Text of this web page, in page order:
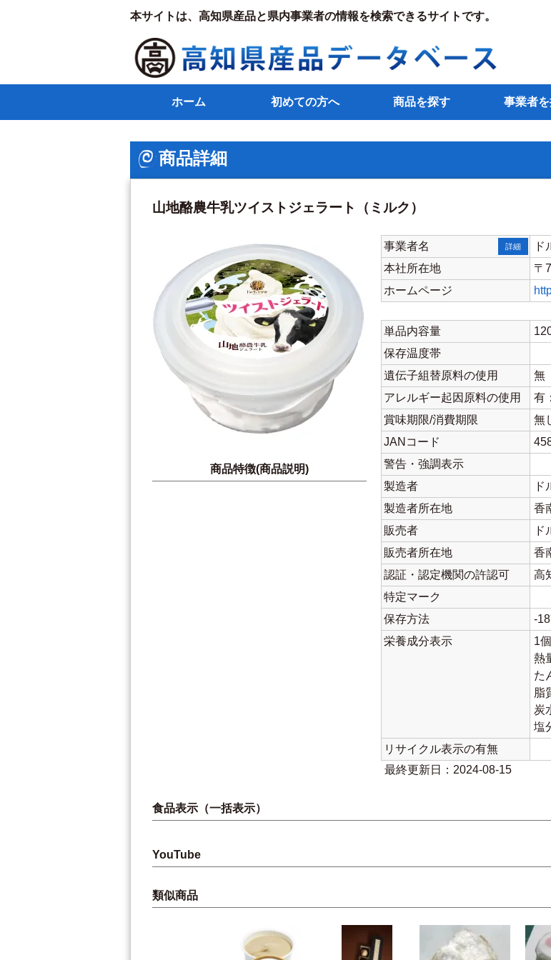
本サイトは、高知県産品と県内事業者の情報を検索できるサイトです。
ホーム 初めての方へ 商品を探す 事業者
商品詳細
山地酪農牛乳ツイストジェラート（ミルク）
商品特徴(商品説明)
事業者名 詳細
ド
本社所在地
〒
ホームページ
単品内容量
保存温度帯
遺伝子組替原料の使用
無
アレルギー起因原料の使用
有
賞味期限/消費期限
無
JANコード
警告・強調表示
製造者
ド
製造者所在地
香
販売者
ド
販売者所在地
香
認証・認定機関の許認可
高
特定マーク
保存方法
-
栄養成分表示
1
熱
た
脂
炭
塩
リサイクル表示の有無
最終更新日：2024-08-15
食品表示（一括表示）
YouTube
類似商品